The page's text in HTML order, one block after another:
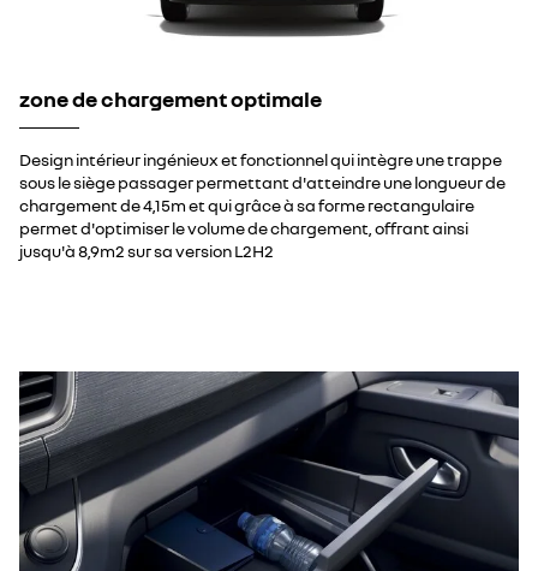
zone de chargement optimale
Design intérieur ingénieux et fonctionnel qui intègre une trappe
sous le siège passager permettant d'atteindre une longueur de
chargement de 4,15m et qui grâce à sa forme rectangulaire
permet d'optimiser le volume de chargement, offrant ainsi
jusqu'à 8,9m2 sur sa version L2H2